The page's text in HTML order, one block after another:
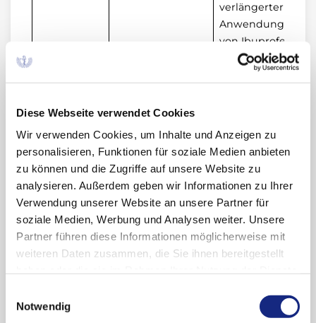
Diese Webseite verwendet Cookies
Wir verwenden Cookies, um Inhalte und Anzeigen zu
personalisieren, Funktionen für soziale Medien anbieten
zu können und die Zugriffe auf unsere Website zu
analysieren. Außerdem geben wir Informationen zu Ihrer
Verwendung unserer Website an unsere Partner für
soziale Medien, Werbung und Analysen weiter. Unsere
Partner führen diese Informationen möglicherweise mit
weiteren Daten zusammen, die Sie ihnen bereitgestellt
Cookies, wenn Sie unsere Webseite weiterhin
Notwendig
verlängerter
Anwendung
von Ibuprofen
in höherer als
bei
Anwendung in
Kombination
mit Codein, da
Patienten von
Codein
abhängig
werden
können.